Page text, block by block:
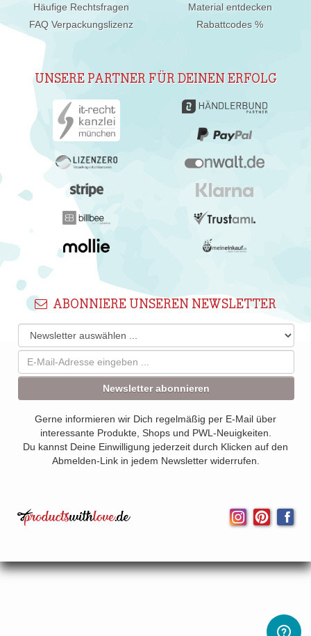
Häufige Rechtsfragen
FAQ Verpackungslizenz
Material entdecken
Rabattcodes %
UNSERE PARTNER FÜR DEINEN ERFOLG
ABONNIERE UNSEREN NEWSLETTER
Newsletter abonnieren
Gerne informieren wir Dich regelmäßig per E-Mail über
interessante Produkte, Shops und PWL-Neuigkeiten.
Du kannst Deine Einwilligung jederzeit durch Klicken auf den
Abmelden-Link in jedem Newsletter widerrufen.